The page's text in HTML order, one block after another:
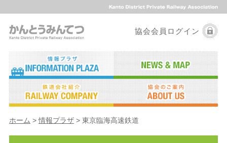
協会会員ログイン
ホーム >情報プラザ> 東京臨海高速鉄道